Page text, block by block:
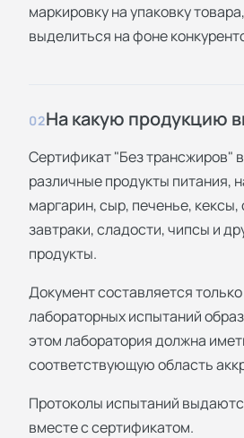
маркировку на упаковку
выделиться на фоне
02На какую продукцию
Сертификат "Без трансжиров"
различные продукты питания,
маргарин, сыр, печенье, кексы,
завтраки, сладости, чипсы и
продукты.
Документ составляется
лабораторных испытаний
этом лаборатория должна
соответствующую область
Протоколы испытаний
вместе с сертификатом.